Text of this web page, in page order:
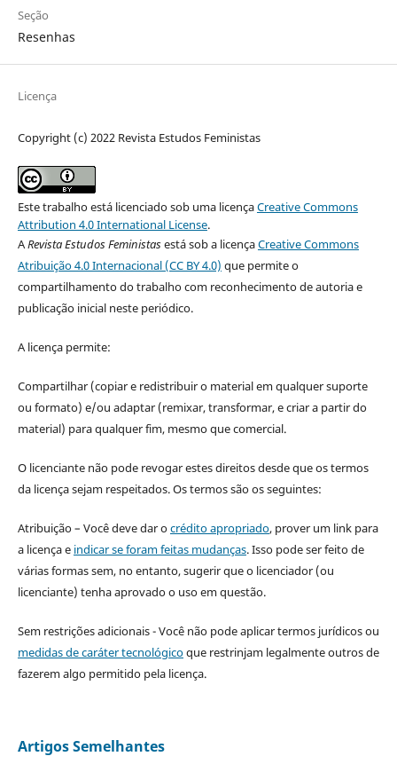
Seção
Resenhas
Licença
Copyright (c) 2022 Revista Estudos Feministas
Este trabalho está licenciado sob uma licençaCreative Commons
Attribution 4.0 International License.
ARevista Estudos Feministasestá sob a licençaCreative Commons
Atribuição 4.0 Internacional (CC BY 4.0) que permite o
compartilhamento do trabalho com reconhecimento de autoria e
publicação inicial neste periódico.
A licença permite:
Compartilhar (copiar e redistribuir o material em qualquer suporte
ou formato) e/ou adaptar (remixar, transformar, e criar a partir do
material) para qualquer fim, mesmo que comercial.
O licenciante não pode revogar estes direitos desde que os termos
da licença sejam respeitados. Os termos são os seguintes:
Atribuição – Você deve dar ocrédito apropriado, prover um link para
a licença e indicar se foram feitas mudanças. Isso pode ser feito de
várias formas sem, no entanto, sugerir que o licenciador (ou
licenciante) tenha aprovado o uso em questão.
Sem restrições adicionais - Você não pode aplicar termos jurídicos ou
medidas de caráter tecnológicoque restrinjam legalmente outros de
fazerem algo permitido pela licença.
Artigos Semelhantes